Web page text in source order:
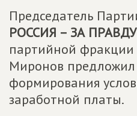
Председатель
РОССИЯ – ЗА ПРАВДУ
партийной фракции
Миронов
формирования
заработной платы.